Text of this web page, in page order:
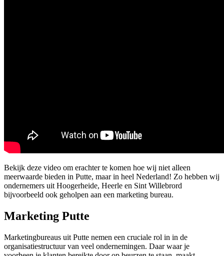
Bekijk deze video om erachter te komen hoe wij niet alleen
meerwaarde bieden in Putte, maar in heel Nederland! Zo hebben wij
ondernemers uit Hoogerheide, Heerle en Sint Willebrord
bijvoorbeeld ook geholpen aan een marketing bureau.
Marketing Putte
Marketingbureaus uit Putte nemen een cruciale rol in in de
organisatiestructuur van veel ondernemingen. Daar waar je